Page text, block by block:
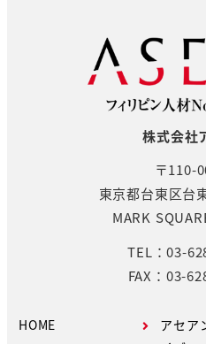
株式会社
〒110-
東京都台東区台
MARK
TEL：03-
FAX：03-
HOME
アセア